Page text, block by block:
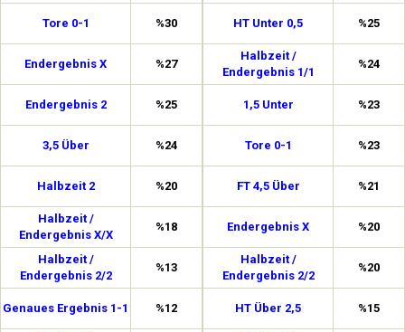
Tore 0-1 %30
Endergebnis X %27
Endergebnis 2 %25
3,5 Über %24
Halbzeit 2 %20
Halbzeit /
Endergebnis X/X
%18
Halbzeit /
Endergebnis 2/2
%13
Genaues Ergebnis 1-1 %12
HT Unter 0,5 %25
Halbzeit /
Endergebnis 1/1
%24
1,5 Unter %23
Tore 0-1 %23
FT 4,5 Über %21
Endergebnis X %20
Halbzeit /
Endergebnis 2/2
%20
HT Über 2,5 %15